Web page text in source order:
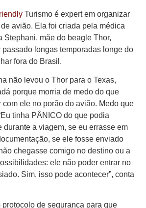
Turismo é expert em organizar
avião. Ela foi criada pela médica
Stephani, mãe do beagle Thor,
passado longas temporadas longe do
fora do Brasil.
não levou o Thor para o Texas,
porque morria de medo do que
com ele no porão do avião. Medo que
tinha PÂNICO do que podia
durante a viagem, se eu errasse em
se ele fosse enviado
chegasse comigo no destino ou a
ele não poder entrar no
Sim, isso pode acontecer”, conta
protocolo de segurança para que